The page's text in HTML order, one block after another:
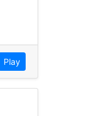
Play